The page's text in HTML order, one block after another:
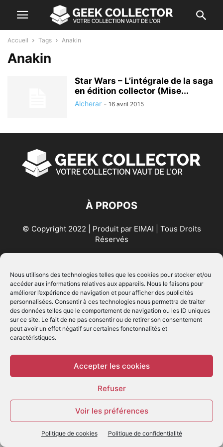
Nous utilisons des technologies telles que les cookies pour stocker et/ou
accéder aux informations relatives aux appareils. Nous le faisons pour
améliorer l’expérience de navigation et pour afficher des publicités
personnalisées. Consentir à ces technologies nous permettra de traiter
des données telles que le comportement de navigation ou les ID uniques
sur ce site. Le fait de ne pas consentir ou de retirer son consentement
peut avoir un effet négatif sur certaines fonctonnalités et
caractéristiques.
Accepter les cookies
Refuser
Voir les préférences
Politique de cookies Politique de confidentialité
Accueil Tags Anakin
Anakin
Star Wars – L’intégrale de la saga
en édition collector (Mise...
Alcherar - 16 avril 2015
À PROPOS
© Copyright 2022 | Produit par EIMAI | Tous Droits
Réservés
SUIVEZ NOUS